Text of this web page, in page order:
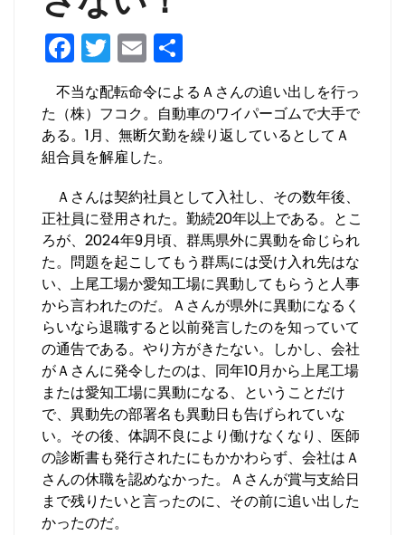
F
a
c
e
b
o
o
k
T
w
itt
er
E
m
ai
l
有
不当な配転命令によるＡさんの追い出しを行っ
た（株）フコク。自動車のワイパーゴムで大手で
ある。1月、無断欠勤を繰り返しているとしてＡ
組合員を解雇した。
Ａさんは契約社員として入社し、その数年後、
正社員に登用された。勤続20年以上である。とこ
ろが、2024年9月頃、群馬県外に異動を命じられ
た。問題を起こしてもう群馬には受け入れ先はな
い、上尾工場か愛知工場に異動してもらうと人事
から言われたのだ。Ａさんが県外に異動になるく
らいなら退職すると以前発言したのを知っていて
の通告である。やり方がきたない。しかし、会社
がＡさんに発令したのは、同年10月から上尾工場
または愛知工場に異動になる、ということだけ
で、異動先の部署名も異動日も告げられていな
い。その後、体調不良により働けなくなり、医師
の診断書も発行されたにもかかわらず、会社はＡ
さんの休職を認めなかった。Ａさんが賞与支給日
まで残りたいと言ったのに、その前に追い出した
かったのだ。